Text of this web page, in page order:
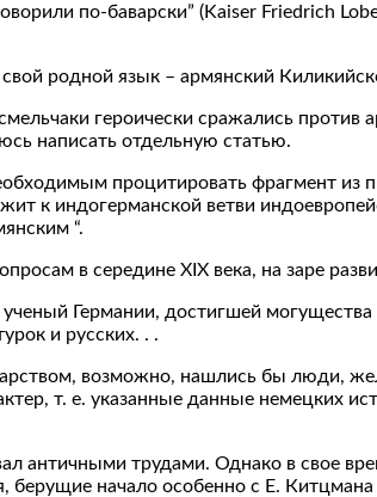
по-баварски” (Kaiser Friedrich
родной язык – армянский
героически сражались против
написать отдельную статью.
процитировать фрагмент
к индогерманской ветви
“.
в середине XIX века, на заре
Германии, достигшей могущества
и русских. . .
возможно, нашлись бы люди,
т. е. указанные данные немецких
античными трудами. Однако в свое
начало особенно с Е. Китцмана